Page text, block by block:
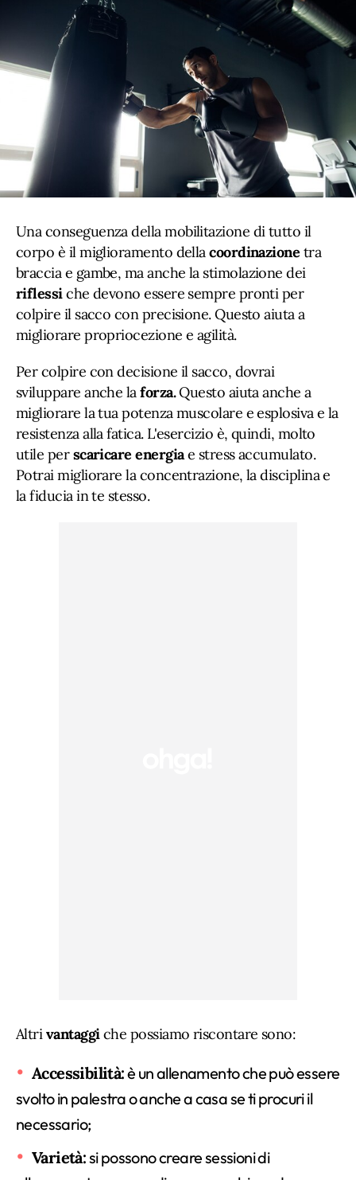
Una conseguenza della mobilitazione di tutto il
corpo è il miglioramento dellacoordinazione tra
braccia e gambe, ma anche la stimolazione dei
riflessiche devono essere sempre pronti per
colpire il sacco con precisione. Questo aiuta a
migliorare propriocezione e agilità.
Per colpire con decisione il sacco, dovrai
sviluppare anche laforza.Questo aiuta anche a
migliorare la tua potenza muscolare e esplosiva e la
resistenza alla fatica. L'esercizio è, quindi, molto
utile perscaricare energiae stress accumulato.
Potrai migliorare la concentrazione, la disciplina e
la fiducia in te stesso.
Altrivantaggiche possiamo riscontare sono:
Accessibilità:è un allenamento che può essere
svolto in palestra o anche a casa se ti procuri il
necessario;
Varietà:si possono creare sessioni di